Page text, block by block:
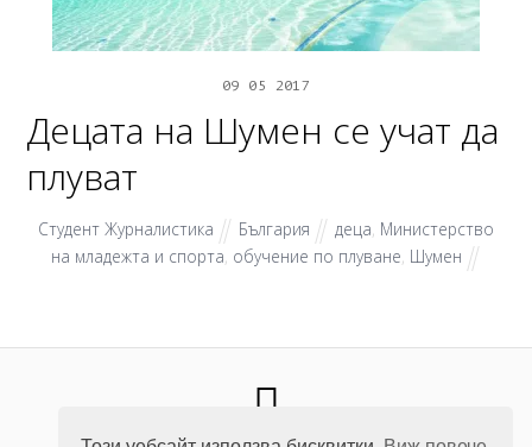
09 05 2017
Децата на Шумен се учат да
плуват
Студент Журналистика България деца, Министерство
на младежта и спорта, обучение по плуване, Шумен